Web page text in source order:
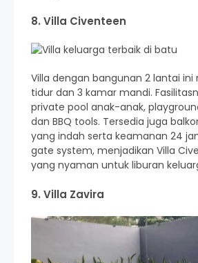
8. Villa Civenteen
Villa dengan bangunan 2 lantai ini
tidur dan 3 kamar mandi.
private pool anak-anak,
dan BBQ tools. Tersedia juga
yang indah serta keamanan 24
gate system, menjadikan Villa
yang nyaman untuk liburan
9. Villa Zavira